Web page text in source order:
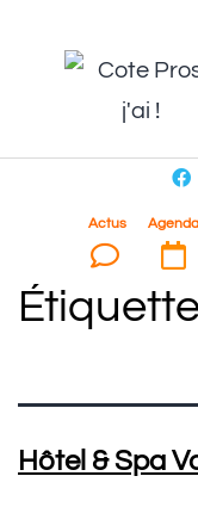
Actus Agenda
Hôtel & Spa